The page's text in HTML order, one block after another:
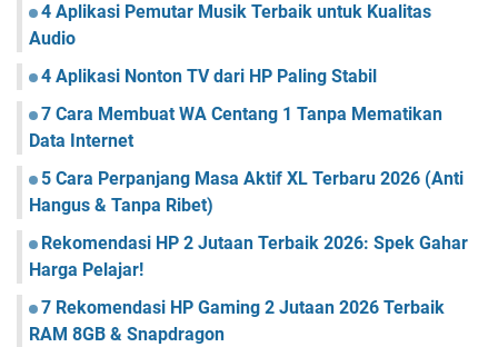
4 Aplikasi Pemutar Musik Terbaik untuk Kualitas
Audio
4 Aplikasi Nonton TV dari HP Paling Stabil
7 Cara Membuat WA Centang 1 Tanpa Mematikan
Data Internet
5 Cara Perpanjang Masa Aktif XL Terbaru 2026 (Anti
Hangus & Tanpa Ribet)
Rekomendasi HP 2 Jutaan Terbaik 2026: Spek Gahar
Harga Pelajar!
7 Rekomendasi HP Gaming 2 Jutaan 2026 Terbaik
RAM 8GB & Snapdragon